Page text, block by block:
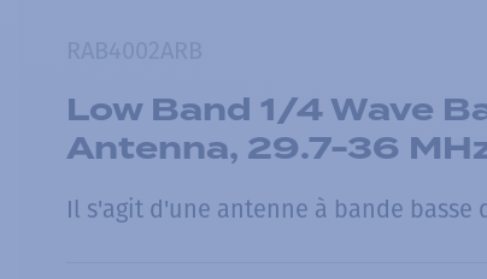
Low Band 1/4 Wave
Antenna, 29.7-36
Il s'agit d'une antenne à bande basse